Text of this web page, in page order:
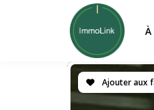
Ajouter aux